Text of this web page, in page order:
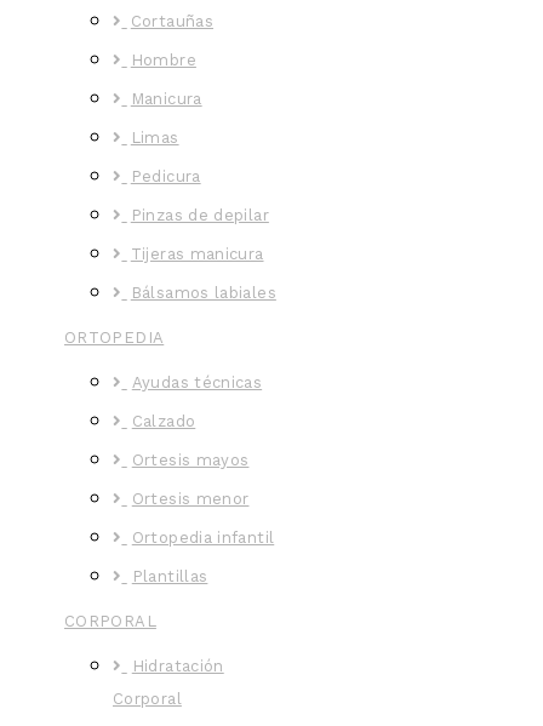
Cortauñas
Hombre
Manicura
Limas
Pedicura
Pinzas de depilar
Tijeras manicura
Bálsamos labiales
ORTOPEDIA
Ayudas técnicas
Calzado
Ortesis mayos
Ortesis menor
Ortopedia infantil
Plantillas
CORPORAL
Hidratación
Corporal